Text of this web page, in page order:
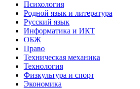
Психология
Родной язык и литература
Русский язык
Информатика и ИКТ
ОБЖ
Право
Техническая механика
Технология
Физкультура и спорт
Экономика